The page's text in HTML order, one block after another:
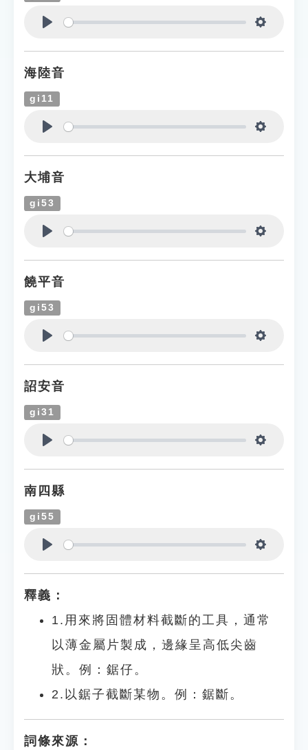
海陸音
gi11
大埔音
gi53
饒平音
gi53
詔安音
gi31
南四縣
gi55
釋義：
1.用來將固體材料截斷的工具，通常
以薄金屬片製成，邊緣呈高低尖齒
狀。例：鋸仔。
2.以鋸子截斷某物。例：鋸斷。
詞條來源：